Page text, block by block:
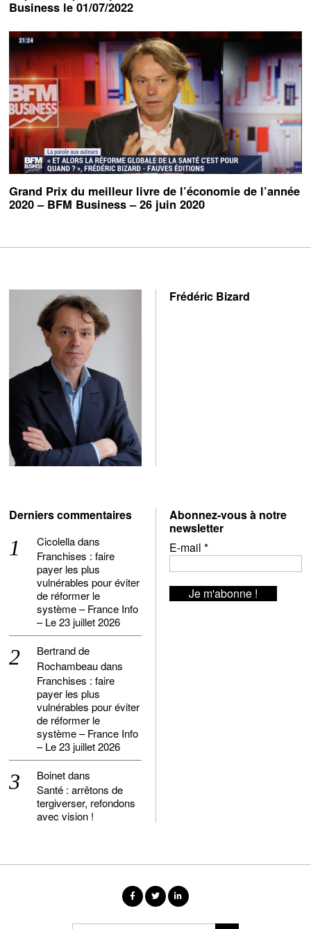
Business le 01/07/2022
Grand Prix du meilleur livre de l’économie de l’année
2020 – BFM Business – 26 juin 2020
Frédéric Bizard
Derniers commentaires
Cicolelladans
Franchises : faire
payer les plus
vulnérables pour éviter
de réformer le
système – France Info
– Le 23 juillet 2026
Bertrand de
Rochambeaudans
Franchises : faire
payer les plus
vulnérables pour éviter
de réformer le
système – France Info
– Le 23 juillet 2026
Boinetdans
Santé : arrêtons de
tergiverser, refondons
avec vision !
Abonnez-vous à notre
newsletter
E-mail *